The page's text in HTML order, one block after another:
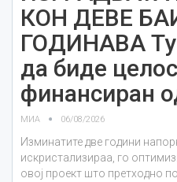
КОН ДЕВЕ
ГОДИНАВА
да биде
финансиран
МИА 06/08/2026
Изминатите две години
искристализираа, го
овој проект што претходно